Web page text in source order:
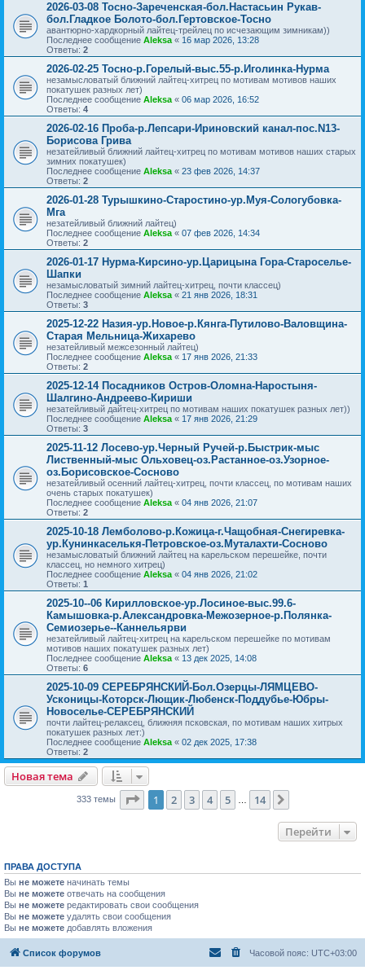
2026-03-08 Тосно-Зареченская-бол.Настасьин Рукав-
бол.Гладкое Болото-бол.Гертовское-Тосно
авантюрно-хардкорный лайтец-трейлец по исчезающим зимникам))
Последнее сообщение Aleksa « 16 мар 2026, 13:28
Ответы: 2
2026-02-25 Тосно-р.Горелый-выс.55-р.Иголинка-Нурма
незамысловатый ближний лайтец-хитрец по мотивам мотивов наших
покатушек разных лет)
Последнее сообщение Aleksa « 06 мар 2026, 16:52
Ответы: 4
2026-02-16 Проба-р.Лепсари-Ириновский канал-пос.N13-
Борисова Грива
незатейливый ближний лайтец-хитрец по мотивам мотивов наших старых
зимних покатушек)
Последнее сообщение Aleksa « 23 фев 2026, 14:37
Ответы: 2
2026-01-28 Турышкино-Старостино-ур.Муя-Сологубовка-
Мга
незатейливый ближний лайтец)
Последнее сообщение Aleksa « 07 фев 2026, 14:34
Ответы: 2
2026-01-17 Нурма-Кирсино-ур.Царицына Гора-Староселье-
Шапки
незамысловатый зимний лайтец-хитрец, почти классец)
Последнее сообщение Aleksa « 21 янв 2026, 18:31
Ответы: 3
2025-12-22 Назия-ур.Новое-р.Кянга-Путилово-Валовщина-
Старая Мельница-Жихарево
незатейливый межсезонный лайтец)
Последнее сообщение Aleksa « 17 янв 2026, 21:33
Ответы: 2
2025-12-14 Посадников Остров-Оломна-Наростыня-
Шалгино-Андреево-Кириши
незатейливый дайтец-хитрец по мотивам наших покатушек разных лет))
Последнее сообщение Aleksa « 17 янв 2026, 21:29
Ответы: 3
2025-11-12 Лосево-ур.Черный Ручей-р.Быстрик-мыс
Лиственный-мыс Ольховец-оз.Растанное-оз.Узорное-
оз.Борисовское-Сосново
незатейливый осенний лайтец-хитрец, почти классец, по мотивам наших
очень старых покатушек)
Последнее сообщение Aleksa « 04 янв 2026, 21:07
Ответы: 2
2025-10-18 Лемболово-р.Кожица-г.Чащобная-Снегиревка-
ур.Кунинкаселькя-Петровское-оз.Муталахти-Сосново
незамысловатый ближний лайтец на карельском перешейке, почти
классец, но немного хитрец)
Последнее сообщение Aleksa « 04 янв 2026, 21:02
Ответы: 1
2025-10--06 Кирилловское-ур.Лосиное-выс.99.6-
Камышовка-р.Александровка-Межозерное-р.Полянка-
Семиозерье--Каннельярви
незатейливый лайтец-хитрец на карельском перешейке по мотивам
мотивов наших покатушек разных лет)
Последнее сообщение Aleksa « 13 дек 2025, 14:08
Ответы: 6
2025-10-09 СЕРЕБРЯНСКИЙ-Бол.Озерцы-ЛЯМЦЕВО-
Усконицы-Которск-Лющик-Любенск-Поддубье-Юбры-
Новоселье-СЕРЕБРЯНСКИЙ
почти лайтец-релаксец, ближняя псковская, по мотивам наших хитрых
покатушек разных лет:)
Последнее сообщение Aleksa « 02 дек 2025, 17:38
Ответы: 2
Новая тема
333 темы Страница из 14
1 2 3 4 5 14
Перейти
ПРАВА ДОСТУПА
Вы не можете начинать темы
Вы не можете отвечать на сообщения
Вы не можете редактировать свои сообщения
Вы не можете удалять свои сообщения
Вы не можете добавлять вложения
Список форумов Часовой пояс: UTC+03:00